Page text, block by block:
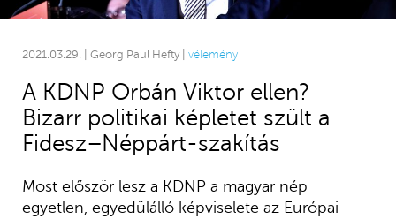
2021.03.29. | Georg Paul Hefty | vélemény
A KDNP Orbán Viktor ellen?
Bizarr politikai képletet szült a
Fidesz–Néppárt-szakítás
Most először lesz a KDNP a magyar nép
egyetlen, egyedülálló képviselete az Európai